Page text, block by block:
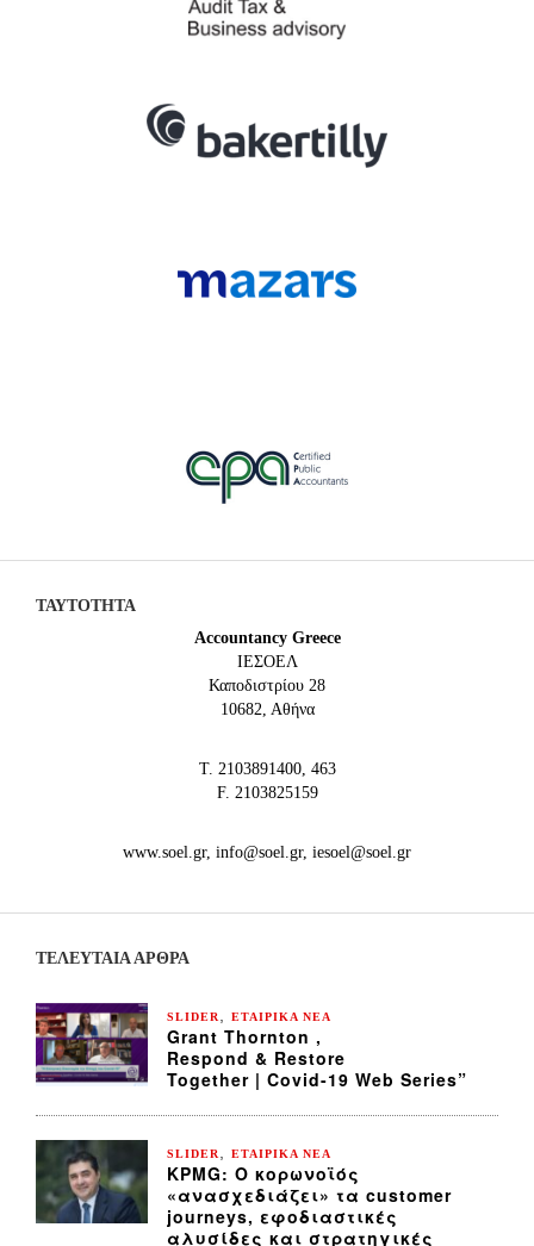
ΤΑΥΤΟΤΗΤΑ
Accountancy Greece
IEΣΟΕΛ
Καποδιστρίου 28
10682, Αθήνα
Τ. 2103891400, 463
F. 2103825159
www.soel.gr, info@soel.gr, iesoel@soel.gr
ΤΕΛΕΥΤΑΙΑ ΆΡΘΡΑ
SLIDER, ΕΤΑΙΡΙΚΑ ΝΕΑ
Grant Thornton ,
Respond & Restore
Together | Covid-19 Web Series”
SLIDER, ΕΤΑΙΡΙΚΑ ΝΕΑ
KPMG: Ο κορωνοϊός
«ανασχεδιάζει» τα customer
journeys, εφοδιαστικές
αλυσίδες και στρατηγικές